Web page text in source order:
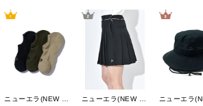
ニューエラ(NEW ERA)
ニューエラ(NEW ERA)